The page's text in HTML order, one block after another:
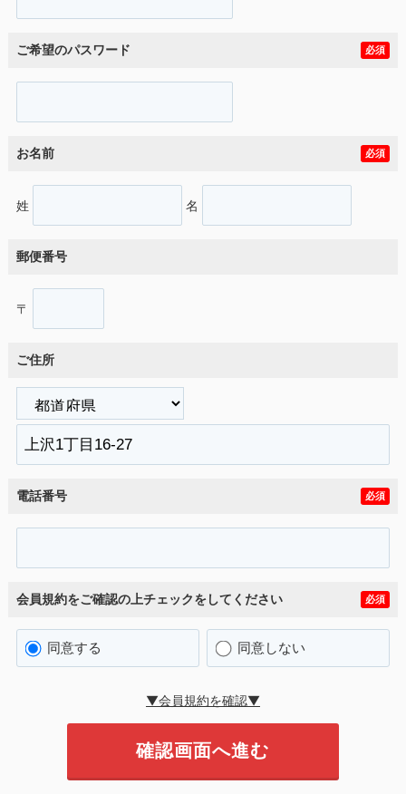
ご希望のパスワード 必須
お名前 必須
姓 名
郵便番号
〒
ご住所
電話番号 必須
会員規約をご確認の上チェックをしてください 必須
同意する 同意しない
▼会員規約を確認▼